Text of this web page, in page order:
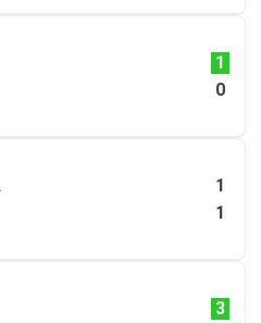
1
0
1
1
3